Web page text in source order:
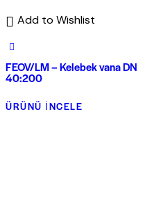
Add to Wishlist
FEOV/LM – Kelebek vana DN
40:200
ÜRÜNÜ İNCELE